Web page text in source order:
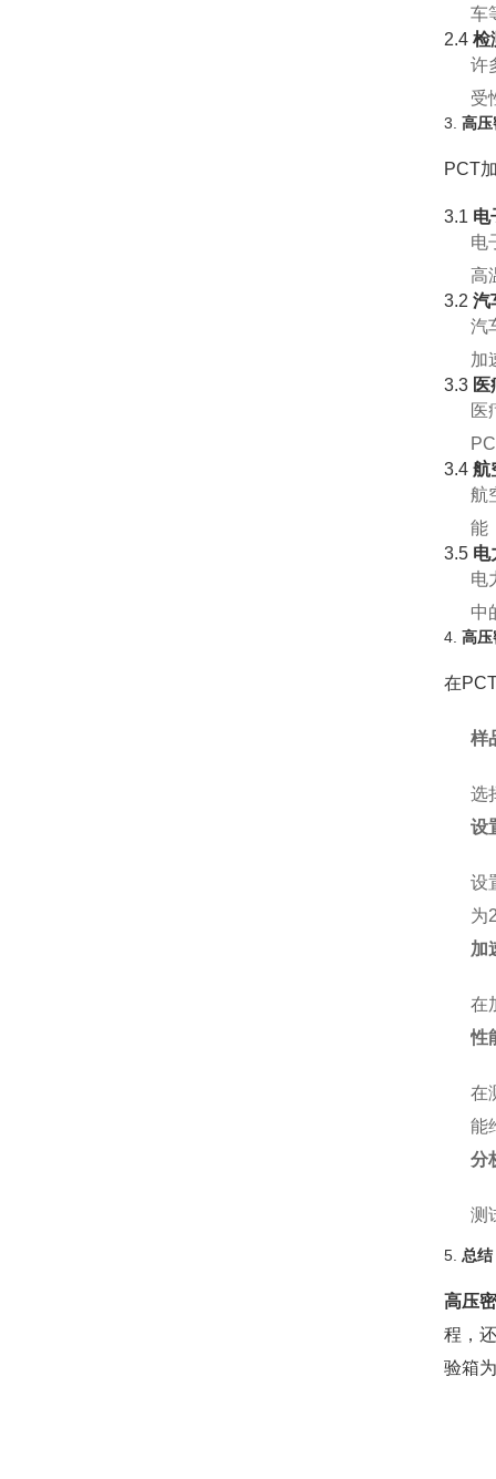
车
2.4 检
许
受
3. 高压
PCT
3.1 电
电
高
3.2 汽
汽
加
3.3
医
3.4 航
航
能
3.5 电
电
中
4. 高压
在
样
选
设
设
为
加
在
性
在
能
分
测
5. 总结
高压
程，
验箱